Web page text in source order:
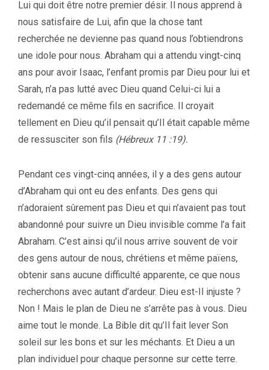
Lui qui doit être notre premier désir. Il nous apprend à
nous satisfaire de Lui, afin que la chose tant
recherchée ne devienne pas quand nous l’obtiendrons
une idole pour nous. Abraham qui a attendu vingt-cinq
ans pour avoir Isaac, l’enfant promis par Dieu pour lui et
Sarah, n’a pas lutté avec Dieu quand Celui-ci lui a
redemandé ce même fils en sacrifice. Il croyait
tellement en Dieu qu’il pensait qu’Il était capable même
de ressusciter son fils (Hébreux 11 :19).
Pendant ces vingt-cinq années, il y a des gens autour
d’Abraham qui ont eu des enfants. Des gens qui
n’adoraient sûrement pas Dieu et qui n’avaient pas tout
abandonné pour suivre un Dieu invisible comme l’a fait
Abraham. C’est ainsi qu’il nous arrive souvent de voir
des gens autour de nous, chrétiens et même païens,
obtenir sans aucune difficulté apparente, ce que nous
recherchons avec autant d’ardeur. Dieu est-Il injuste ?
Non ! Mais le plan de Dieu ne s’arrête pas à vous. Dieu
aime tout le monde. La Bible dit qu’Il fait lever Son
soleil sur les bons et sur les méchants. Et Dieu a un
plan individuel pour chaque personne sur cette terre.